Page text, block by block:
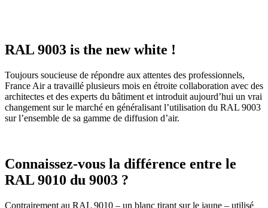
RAL 9003 is the new white !
Toujours soucieuse de répondre aux attentes des professionnels,
France Air a travaillé plusieurs mois en étroite collaboration avec des
architectes et des experts du bâtiment et introduit aujourd’hui un vrai
changement sur le marché en généralisant l’utilisation du RAL 9003
sur l’ensemble de sa gamme de diffusion d’air.
Connaissez-vous la différence entre le
RAL 9010 du 9003 ?
Contrairement au RAL 9010 – un blanc tirant sur le jaune – utilisé